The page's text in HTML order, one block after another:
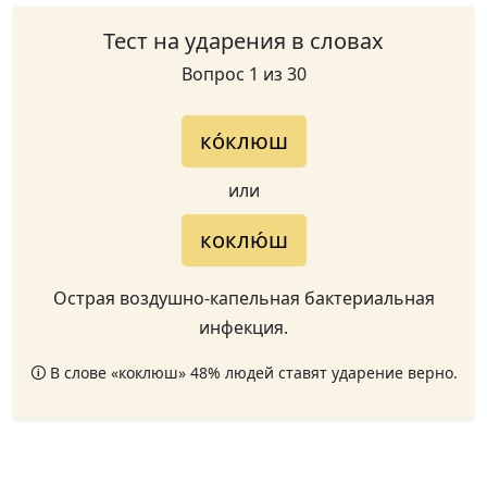
Тест на ударения в словах
Вопрос 1 из 30
ко́клюш
или
коклю́ш
Острая воздушно-капельная бактериальная
инфекция.
🛈 В слове «коклюш» 48% людей ставят ударение верно.